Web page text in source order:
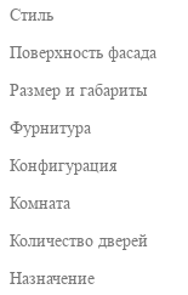
Стиль
Поверхность фасада
Размер и габариты
Фурнитура
Конфигурация
Комната
Количество дверей
Назначение